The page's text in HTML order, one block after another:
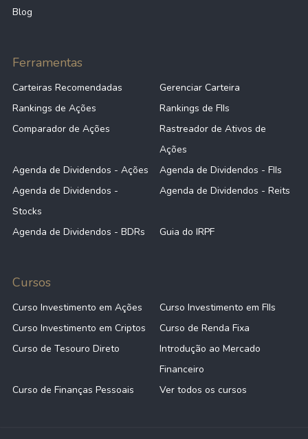
Blog
Ferramentas
Carteiras Recomendadas
Gerenciar Carteira
Rankings de Ações
Rankings de FIIs
Comparador de Ações
Rastreador de Ativos de
Ações
Agenda de Dividendos - Ações
Agenda de Dividendos - FIIs
Agenda de Dividendos -
Stocks
Agenda de Dividendos - Reits
Agenda de Dividendos - BDRs Guia do IRPF
Cursos
Curso Investimento em Ações
Curso Investimento em FIIs
Curso Investimento em Criptos
Curso de Renda Fixa
Curso de Tesouro Direto
Introdução ao Mercado
Financeiro
Curso de Finanças Pessoais
Ver todos os cursos